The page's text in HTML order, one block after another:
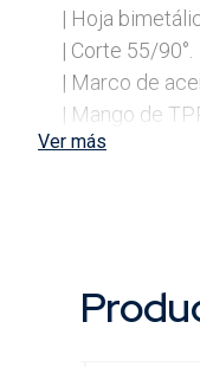
| Hoja
| Corte 55/90°.
| Marco de
| Mango de
| Perilla para
Ver más